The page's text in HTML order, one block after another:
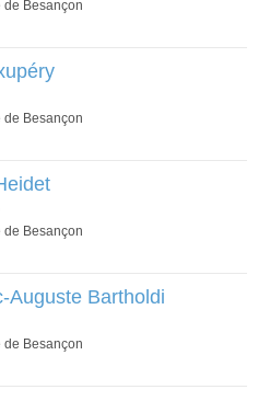
Besançon
Besançon
Besançon
Auguste Bartholdi
Besançon